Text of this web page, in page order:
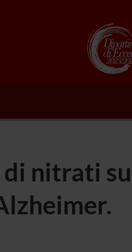
nitrati